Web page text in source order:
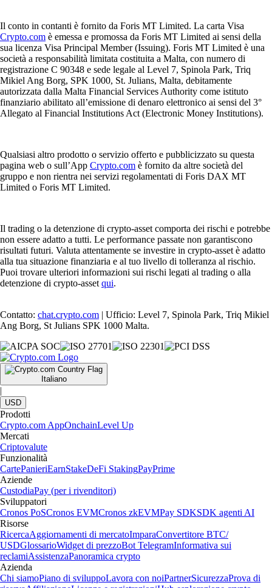
Il conto in contanti è fornito da Foris MT Limited. La carta Visa
Crypto.com è emessa e promossa da Foris MT Limited ai sensi della
sua licenza Visa Principal Member (Issuing). Foris MT Limited è una
società a responsabilità limitata costituita a Malta, con numero di
registrazione C 90348 e sede legale al Level 7, Spinola Park, Triq
Mikiel Ang Borg, SPK 1000, St. Julians, Malta, debitamente
autorizzata dalla Malta Financial Services Authority come istituto
finanziario abilitato all’emissione di denaro elettronico ai sensi del 3°
Allegato al Financial Institutions Act (Electronic Money Institutions).
Qualsiasi altro prodotto o servizio offerto e pubblicizzato su questa
pagina web o sull’App Crypto.com è fornito da altre società del
gruppo e non rientra nei servizi regolamentati di Foris DAX MT
Limited o Foris MT Limited.
Il trading o la detenzione di crypto-asset comporta dei rischi e potrebbe
non essere adatto a tutti. Le performance passate non garantiscono
risultati futuri. Valuta attentamente se investire in crypto-asset è adatto
alla tua situazione finanziaria e al tuo livello di tolleranza al rischio.
Puoi trovare ulteriori informazioni sui rischi legati al trading o alla
detenzione di crypto-asset qui.
Contatto: chat.crypto.com | Ufficio: Level 7, Spinola Park, Triq Mikiel
Ang Borg, St Julians SPK 1000 Malta.
Italiano
|
USD
Prodotti
Crypto.com AppOnchainLevel Up
Mercati
Criptovalute
Funzionalità
CartePanieriEarnStakeDeFi StakingPayPrime
Aziende
CustodiaPay (per i rivenditori)
Sviluppatori
Cronos PoSCronos EVMCronos zkEVMPay SDKSDK agenti AI
Risorse
RicercaAggiornamenti di mercatoImparaConvertitore BTC/
USDGlossarioWidget di prezzoBot TelegramInformativa sui
reclamiAssistenzaPanoramica crypto
Azienda
Chi siamoPiano di sviluppoLavora con noiPartnerSicurezzaProva di